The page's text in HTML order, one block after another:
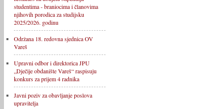
studentima - braniocima i članovima
njihovih porodica za studijsku
2025/2026. godinu
Održana 18. redovna sjednica OV
Vareš
Upravni odbor i direktorica JPU
„Dječije obdanište Vareš“ raspisuju
konkurs za prijem 4 radnika
Javni poziv za obavljanje poslova
upravitelja